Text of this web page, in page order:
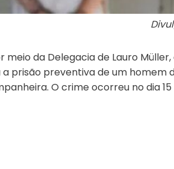
meio da Delegacia de Lauro
prisão preventiva de um homem
O crime ocorreu no dia 15